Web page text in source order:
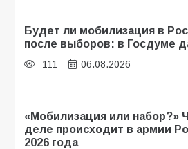
Будет ли мобилизация в
после выборов: в Госдуме
111 06.08.2026
«Мобилизация или набор?»
деле происходит в армии
2026 года